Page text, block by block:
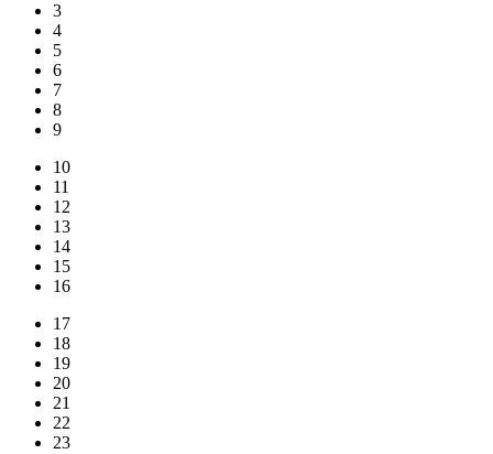
3
4
5
6
7
8
9
10
11
12
13
14
15
16
17
18
19
20
21
22
23